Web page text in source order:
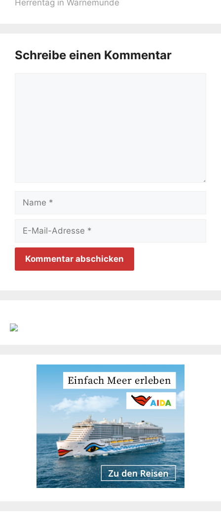
Herrentag in Warnemünde
Schreibe einen Kommentar
Name
Adresse